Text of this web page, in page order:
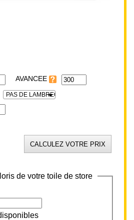
PAS DE LAMBREQUIN
de votre toile de store